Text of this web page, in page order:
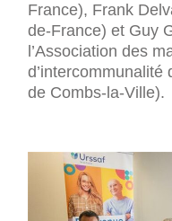
France), Frank
de-France) et Guy
l’Association des
de Combs-la-Ville).